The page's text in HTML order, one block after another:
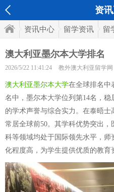
资
资讯中心 留学资讯 留
澳大利亚墨尔本大学排名
2026/5/22 11:41:24 教外澳大利亚留学网
澳大利亚墨尔本大学在全球排名中
名中，墨尔本大学位列第14名，
的学术声誉与综合实力。在泰晤
常居全球前50。其学科优势突出
科等领域均处于国际领先水平，
化程度高，为学生提供优质的教育